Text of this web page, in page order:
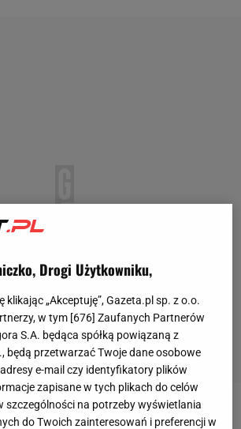
Basket Liga podsumowała i
Drogi Użytkowniku,
klikając „Akceptuję”, Gazeta.pl sp. z o.o.
w tym [676] Zaufanych Partnerów
S.A. będąca spółką powiązaną z
będą przetwarzać Twoje dane osobowe
e-mail czy identyfikatory plików
zapisane w tych plikach do celów
szczególności na potrzeby wyświetlania
do Twoich zainteresowań i preferencji w